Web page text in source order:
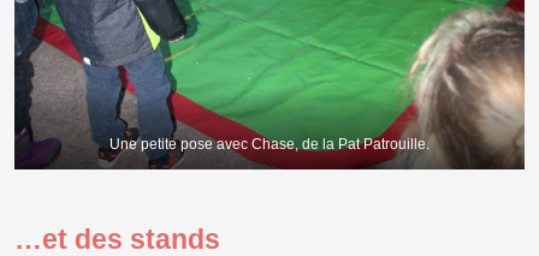
Une petite pose avec Chase, de la Pat Patrouille.
…et des stands